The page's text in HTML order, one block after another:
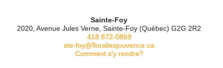
Sainte-Foy
2020, Avenue Jules Verne, Sainte-Foy (Québec) G2G 2R2
418 872-0869
ste-foy@floraliesjouvence.ca
Comment s'y rendre?